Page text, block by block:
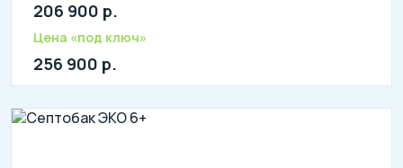
Количество человек: 10-13
литров в сутки: 2300
206 900 р.
Цена «под ключ»
256 900 р.